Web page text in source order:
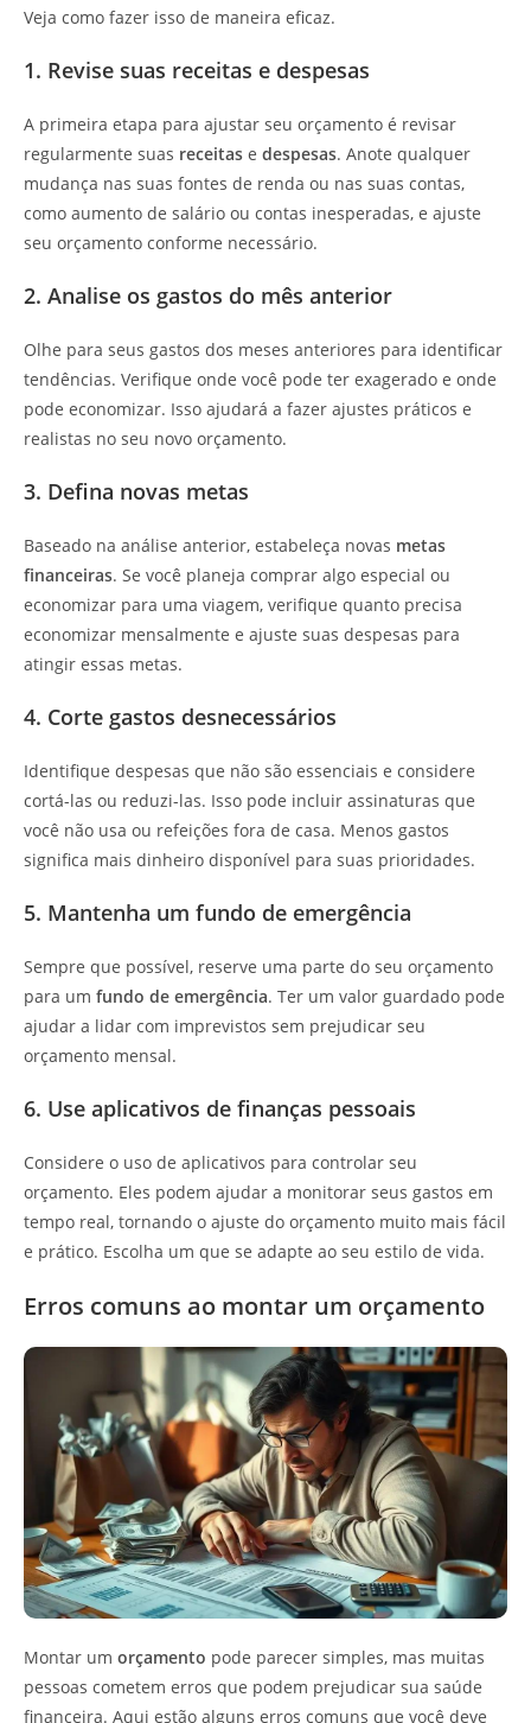
Veja como fazer isso de maneira eficaz.
1. Revise suas receitas e despesas
A primeira etapa para ajustar seu orçamento é revisar
regularmente suas receitas e despesas. Anote qualquer
mudança nas suas fontes de renda ou nas suas contas,
como aumento de salário ou contas inesperadas, e ajuste
seu orçamento conforme necessário.
2. Analise os gastos do mês anterior
Olhe para seus gastos dos meses anteriores para identificar
tendências. Verifique onde você pode ter exagerado e onde
pode economizar. Isso ajudará a fazer ajustes práticos e
realistas no seu novo orçamento.
3. Defina novas metas
Baseado na análise anterior, estabeleça novas metas
financeiras. Se você planeja comprar algo especial ou
economizar para uma viagem, verifique quanto precisa
economizar mensalmente e ajuste suas despesas para
atingir essas metas.
4. Corte gastos desnecessários
Identifique despesas que não são essenciais e considere
cortá-las ou reduzi-las. Isso pode incluir assinaturas que
você não usa ou refeições fora de casa. Menos gastos
significa mais dinheiro disponível para suas prioridades.
5. Mantenha um fundo de emergência
Sempre que possível, reserve uma parte do seu orçamento
para um fundo de emergência. Ter um valor guardado pode
ajudar a lidar com imprevistos sem prejudicar seu
orçamento mensal.
6. Use aplicativos de finanças pessoais
Considere o uso de aplicativos para controlar seu
orçamento. Eles podem ajudar a monitorar seus gastos em
tempo real, tornando o ajuste do orçamento muito mais fácil
e prático. Escolha um que se adapte ao seu estilo de vida.
Erros comuns ao montar um orçamento
Montar um orçamento pode parecer simples, mas muitas
pessoas cometem erros que podem prejudicar sua saúde
financeira. Aqui estão alguns erros comuns que você deve